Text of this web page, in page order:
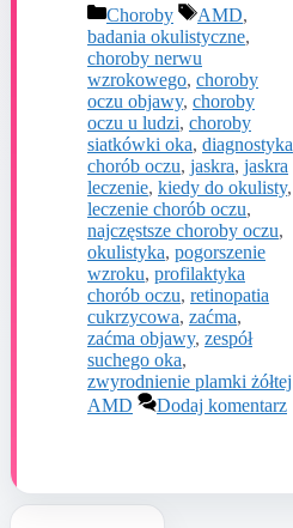
Kategorie
Choroby Tagi
AMD,
badania okulistyczne,
choroby nerwu
wzrokowego, choroby
oczu objawy, choroby
oczu u ludzi, choroby
siatkówki oka, diagnostyka
chorób oczu, jaskra, jaskra
leczenie, kiedy do okulisty,
leczenie chorób oczu,
najczęstsze choroby oczu,
okulistyka, pogorszenie
wzroku, profilaktyka
chorób oczu, retinopatia
cukrzycowa, zaćma,
zaćma objawy, zespół
suchego oka,
zwyrodnienie plamki żółtej
AMD
Dodaj komentarz